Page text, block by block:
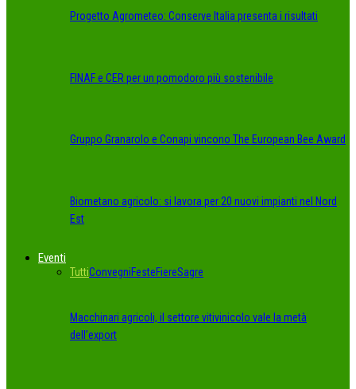
Progetto Agrometeo: Conserve Italia presenta i risultati
FINAF e CER per un pomodoro più sostenibile
Gruppo Granarolo e Conapi vincono The European Bee Award
Biometano agricolo: si lavora per 20 nuovi impianti nel Nord
Est
Eventi
TuttiConvegniFesteFiereSagre
Macchinari agricoli, il settore vitivinicolo vale la metà
dell’export